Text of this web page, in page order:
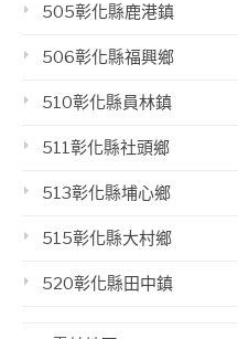
505彰化縣鹿港鎮
506彰化縣福興鄉
510彰化縣員林鎮
511彰化縣社頭鄉
513彰化縣埔心鄉
515彰化縣大村鄉
520彰化縣田中鎮